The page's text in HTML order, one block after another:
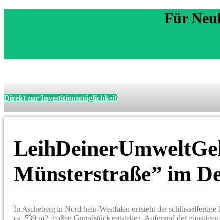
Für
Direkt zur Investitionsmöglichkeit
Münsterstraße” im
In Ascheberg in Nordrhein-Westfalen entsteht der
ca. 539 m2 großen Grundstück entstehen. Aufgrund der